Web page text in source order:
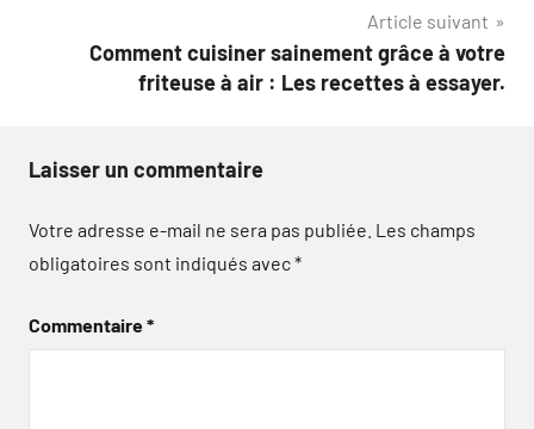
Article suivant
Comment cuisiner sainement grâce à votre
friteuse à air : Les recettes à essayer.
Laisser un commentaire
Votre adresse e-mail ne sera pas publiée. Les champs
obligatoires sont indiqués avec*
Commentaire*